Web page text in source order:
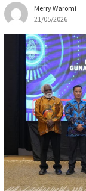
Merry Waromi
21/05/2026